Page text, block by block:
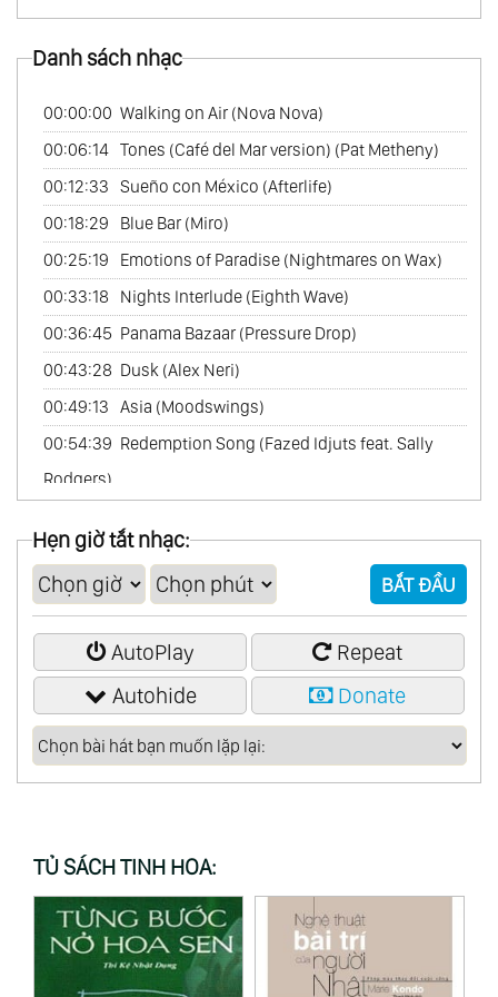
63.The Best Of Cafe Del Mar Music Vol.2
64.The Best Of Cafe Del Mar Music Vol.3
65.The Best Of Cafe Del Mar Music Vol.4
66.The Best Of Cafe Del Mar Music Vol.5
Danh sách nhạc
00:00:00 Walking on Air (Nova Nova)
00:06:14 Tones (Café del Mar version) (Pat Metheny)
00:12:33 Sueño con México (Afterlife)
00:18:29
Blue Bar (Miro)
00:25:19
Emotions of Paradise (Nightmares on Wax)
00:33:18
Nights Interlude (Eighth Wave)
00:36:45 Panama Bazaar (Pressure Drop)
00:43:28 Dusk (Alex Neri)
00:49:13 Asia (Moodswings)
00:54:39 Redemption Song (Fazed Idjuts feat. Sally
Rodgers)
01:08:38
My Freedom (Heavyshift)
01:14:48 Last Picture Show
Hẹn giờ tắt nhạc:
BẮT ĐẦU
AutoPlay
Repeat
Autohide
Donate
TỦ SÁCH TINH HOA: